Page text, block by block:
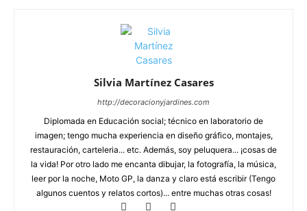
Silvia Martínez Casares
http://decoracionyjardines.com
Diplomada en Educación social; técnico en laboratorio de
imagen; tengo mucha experiencia en diseño gráfico, montajes,
restauración, carteleria... etc. Además, soy peluquera... ¡cosas de
la vida! Por otro lado me encanta dibujar, la fotografía, la música,
leer por la noche, Moto GP, la danza y claro está escribir (Tengo
algunos cuentos y relatos cortos)... entre muchas otras cosas!